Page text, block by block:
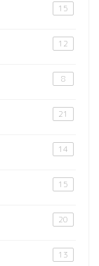
15
12
8
21
14
15
20
13